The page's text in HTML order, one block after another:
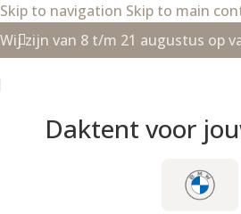
Skip to navigation Skip to main
Wij zijn van 8 t/m 21 augustus op
Daktent voor